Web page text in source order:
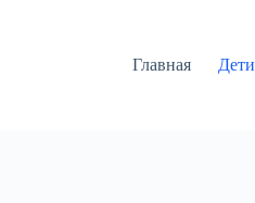
Главная Дети